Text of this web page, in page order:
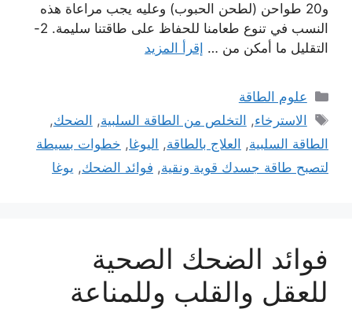
و20 طواحن (لطحن الحبوب) وعليه يجب مراعاة هذه
النسب في تنوع طعامنا للحفاظ على طاقتنا سليمة. 2-
التقليل ما أمكن من … إقرأ المزيد
التصنيفات
علوم الطاقة
الوسوم
الاسترخاء, التخلص من الطاقة السلبية, الضحك,
الطاقة السلبية, العلاج بالطاقة, اليوغا, خطوات بسيطة
لتصبح طاقة جسدك قوية ونقية, فوائد الضحك, يوغا
فوائد الضحك الصحية
للعقل والقلب وللمناعة